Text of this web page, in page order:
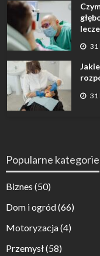
31
31
Popularne kategorie
Biznes (50)
Dom i ogród(66)
Motoryzacja(4)
Przemysł(58)